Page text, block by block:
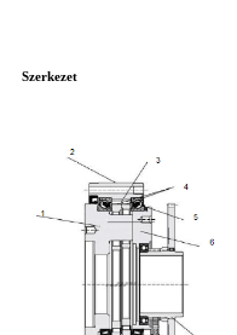
Szerkezet